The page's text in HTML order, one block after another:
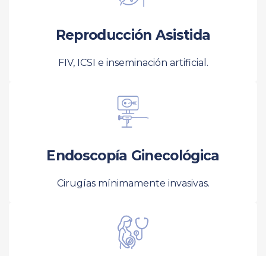
Reproducción Asistida
FIV, ICSI e inseminación artificial.
Endoscopía Ginecológica
Cirugías mínimamente invasivas.